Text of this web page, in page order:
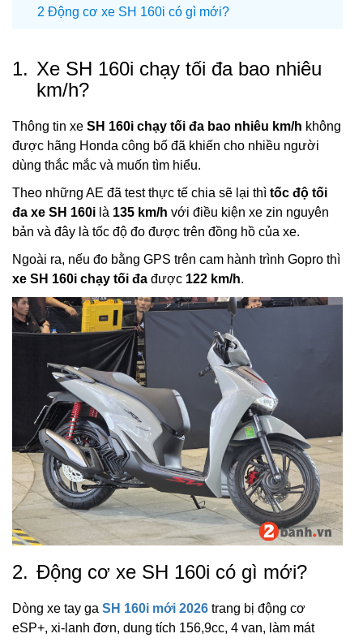
Động cơ xe SH 160i có gì mới?
1. Xe SH 160i chạy tối đa bao nhiêu
km/h?
Thông tin xe SH 160i chạy tối đa bao nhiêu km/h không
được hãng Honda công bố đã khiến cho nhiều người
dùng thắc mắc và muốn tìm hiểu.
Theo những AE đã test thực tế chia sẽ lại thì tốc độ tối
đa xe SH 160i là 135 km/h với điều kiện xe zin nguyên
bản và đây là tốc độ đo được trên đồng hồ của xe.
Ngoài ra, nếu đo bằng GPS trên cam hành trình Gopro thì
xe SH 160i chạy tối đa được 122 km/h.
2. Động cơ xe SH 160i có gì mới?
Dòng xe tay ga SH 160i mới 2026 trang bị động cơ
eSP+, xi-lanh đơn, dung tích 156,9cc, 4 van, làm mát